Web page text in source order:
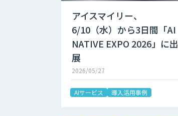
アイスマイリー、
6/10（水）から3日間「AI
NATIVE EXPO 2026」に出
展
2026/05/27
AIサービス 導入活用事例